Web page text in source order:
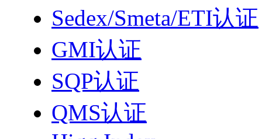
Sedex/Smeta/ETI认证
GMI认证
SQP认证
QMS认证